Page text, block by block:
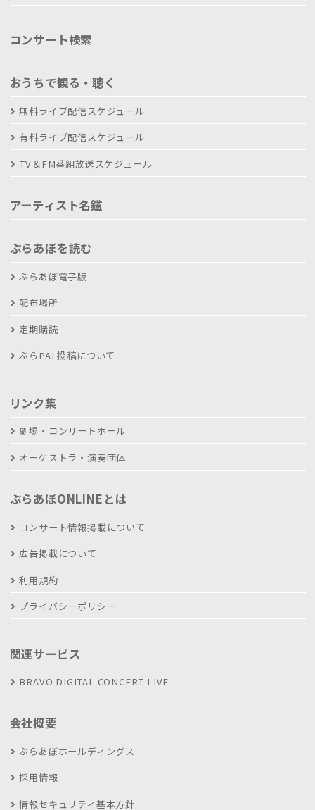
コンサート検索
おうちで観る・聴く
無料ライブ配信スケジュール
有料ライブ配信スケジュール
TV＆FM番組放送スケジュール
アーティスト名鑑
ぶらあぼを読む
ぶらあぼ電子版
配布場所
定期購読
ぶらPAL投稿について
リンク集
劇場・コンサートホール
オーケストラ・演奏団体
ぶらあぼONLINEとは
コンサート情報掲載について
広告掲載について
利用規約
プライバシーポリシー
関連サービス
BRAVO DIGITAL CONCERT LIVE
会社概要
ぶらあぼホールディングス
採用情報
情報セキュリティ基本方針